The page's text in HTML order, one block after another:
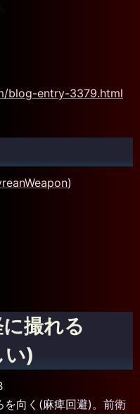
blog-entry-3379.html
)
撮れる
い)
向く(麻痺回避)。前衛